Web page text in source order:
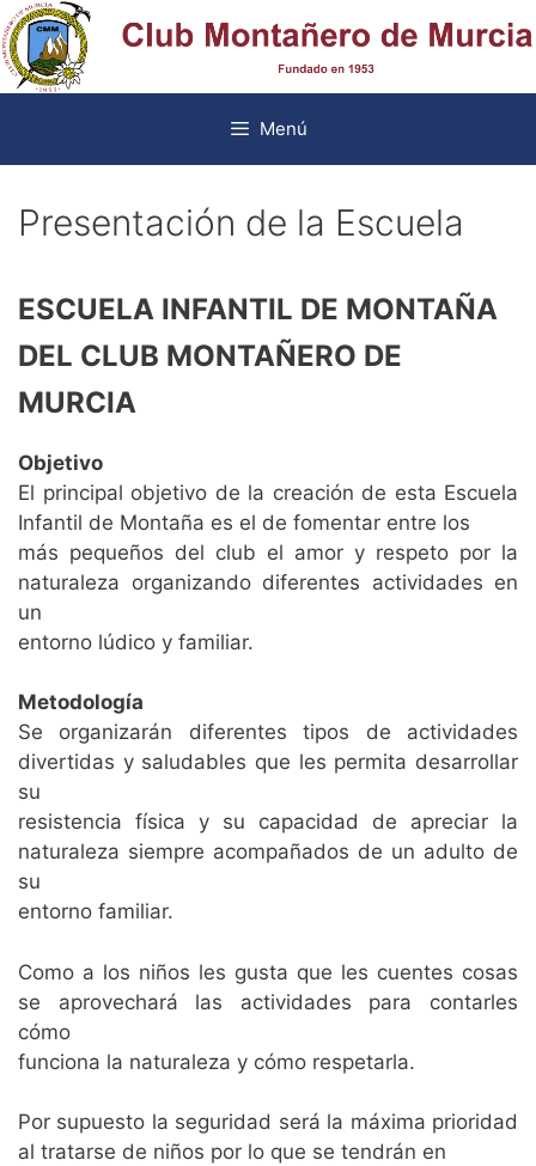
Saltar
al
contenido
Menú
Presentación de la Escuela
ESCUELA INFANTIL DE MONTAÑA
DEL CLUB MONTAÑERO DE
MURCIA
Objetivo
El principal objetivo de la creación de esta Escuela
Infantil de Montaña es el de fomentar entre los
más pequeños del club el amor y respeto por la
naturaleza organizando diferentes actividades en
un
entorno lúdico y familiar.
Metodología
Se organizarán diferentes tipos de actividades
divertidas y saludables que les permita desarrollar
su
resistencia física y su capacidad de apreciar la
naturaleza siempre acompañados de un adulto de
su
entorno familiar.
Como a los niños les gusta que les cuentes cosas
se aprovechará las actividades para contarles
cómo
funciona la naturaleza y cómo respetarla.
Por supuesto la seguridad será la máxima prioridad
al tratarse de niños por lo que se tendrán en